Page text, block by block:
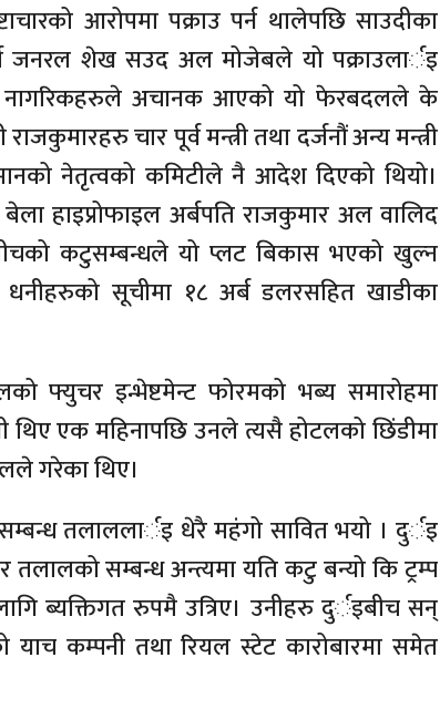
आरोपमा पक्राउ पर्न थालेपछि साउदीका
जनरल शेख सउद अल मोजेबले यो पक्राउलार्इ
नागरिकहरुले अचानक आएको यो फेरबदलले के
चार पूर्व मन्त्री तथा दर्जनौं अन्य मन्त्री
नेतृत्वको कमिटीले नै आदेश दिएको थियो।
हाइप्रोफाइल अर्बपति राजकुमार अल वालिद
बीचको कटुसम्बन्धले यो प्लट बिकास भएको खुल्न
सूचीमा १८ अर्ब डलरसहित खाडीका
फ्युचर इन्भेष्टमेन्ट फोरमको भब्य समारोहमा
थिए एक महिनापछि उनले त्यसै होटलको छिंडीमा
गरेका थिए।
सम्बन्ध तलाललार्इ धेरै महंगो सावित भयो । दुर्इ
तलालको सम्बन्ध अन्त्यमा यति कटु बन्यो कि ट्रम्प
ब्यक्तिगत रुपमै उत्रिए। उनीहरु दुर्इबीच सन्
याच कम्पनी तथा रियल स्टेट कारोबारमा समेत